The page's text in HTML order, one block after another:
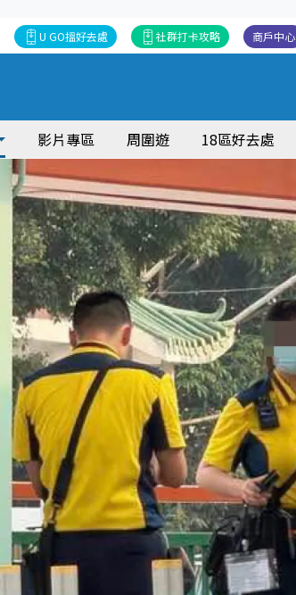
商戶中心
社群打卡攻略
U GO搵好去處
影片專區 周圍遊 18區好去處